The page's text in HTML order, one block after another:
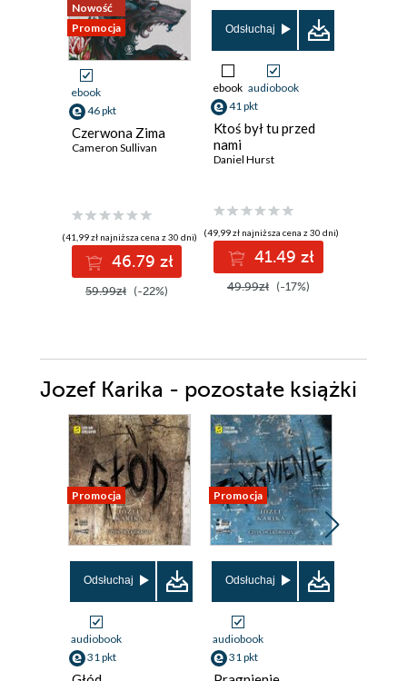
Nowość
Promocja
ebook
46 pkt
Czerwona Zima
Cameron Sullivan
(41,99 zł najniższa cena z 30 dni)
46.79 zł
59.99zł (-22%)
Odsłuchaj
ebook audiobook
41 pkt
Ktoś był tu przed
nami
Daniel Hurst
(49,99 zł najniższa cena z 30 dni)
41.49 zł
49.99zł (-17%)
Jozef Karika - pozostałe książki
Promocja
Odsłuchaj
audiobook
31 pkt
Promocja
Odsłuchaj
audiobook
31 pkt